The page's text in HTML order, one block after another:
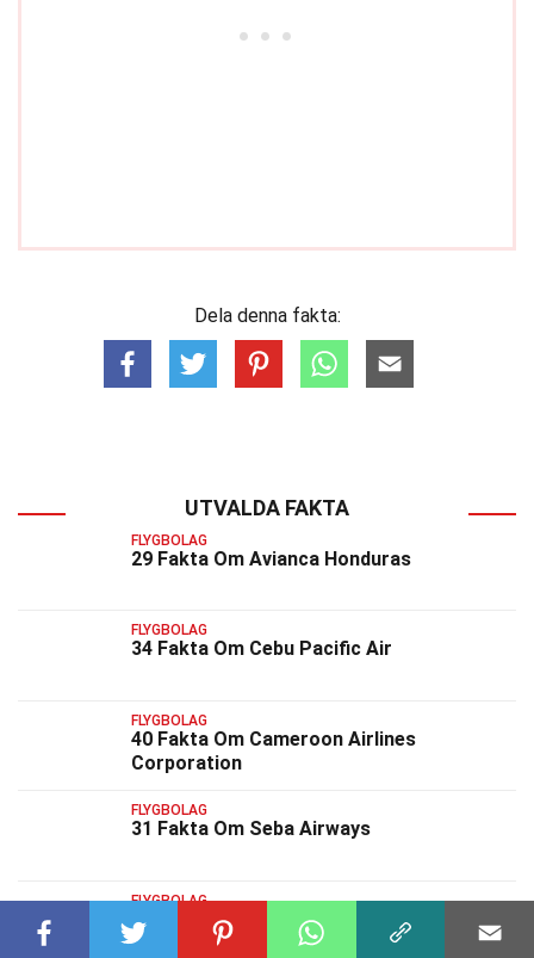
Dela denna fakta:
UTVALDA FAKTA
FLYGBOLAG
29 Fakta Om Avianca Honduras
FLYGBOLAG
34 Fakta Om Cebu Pacific Air
FLYGBOLAG
40 Fakta Om Cameroon Airlines
Corporation
FLYGBOLAG
31 Fakta Om Seba Airways
FLYGBOLAG
33 Fakta Om Air Vanuatu